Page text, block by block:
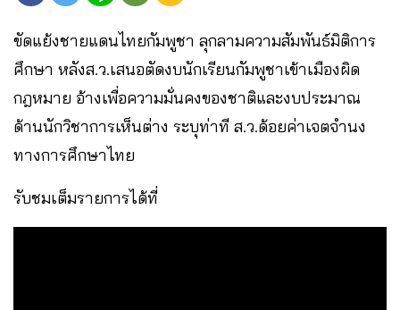
ขัดแย้งชายแดนไทยกัมพูชา ลุกลามความสัมพันธ์มิติการ
ศึกษา หลังส.ว.เสนอตัดงบนักเรียนกัมพูชาเข้าเมืองผิด
กฎหมาย อ้างเพื่อความมั่นคงของชาติและงบประมาณ
ด้านนักวิชาการเห็นต่าง ระบุท่าที ส.ว.ด้อยค่าเจตจำนง
ทางการศึกษาไทย
รับชมเต็มรายการได้ที่